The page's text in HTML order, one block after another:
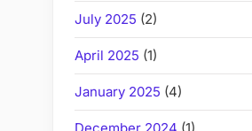
July 2025 (2)
April 2025 (1)
January 2025 (4)